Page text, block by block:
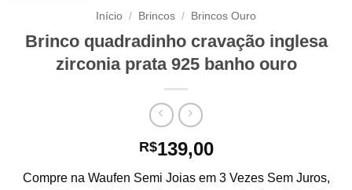
Início / Brincos / Brincos Ouro
Brinco quadradinho cravação inglesa
zirconia prata 925 banho ouro
R$139,00
Compre na Waufen Semi Joias em 3 Vezes Sem Juros,